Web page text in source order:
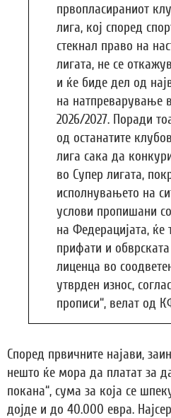
првопласираниот
лига, кој според
стекнал право на
лигата, не се
и ќе биде дел од
на натпреварување
2026/2027. Поради
од останатите
лига сака да
во Супер лигата,
исполнувањето на
услови пропишани
на Федерацијата, ќе
прифати и
лиценца во
утврден износ,
прописи“, велат од
Според првичните најави,
нешто ќе мора да платат за
покана“, сума за која се
дојде и до 40.000 евра.